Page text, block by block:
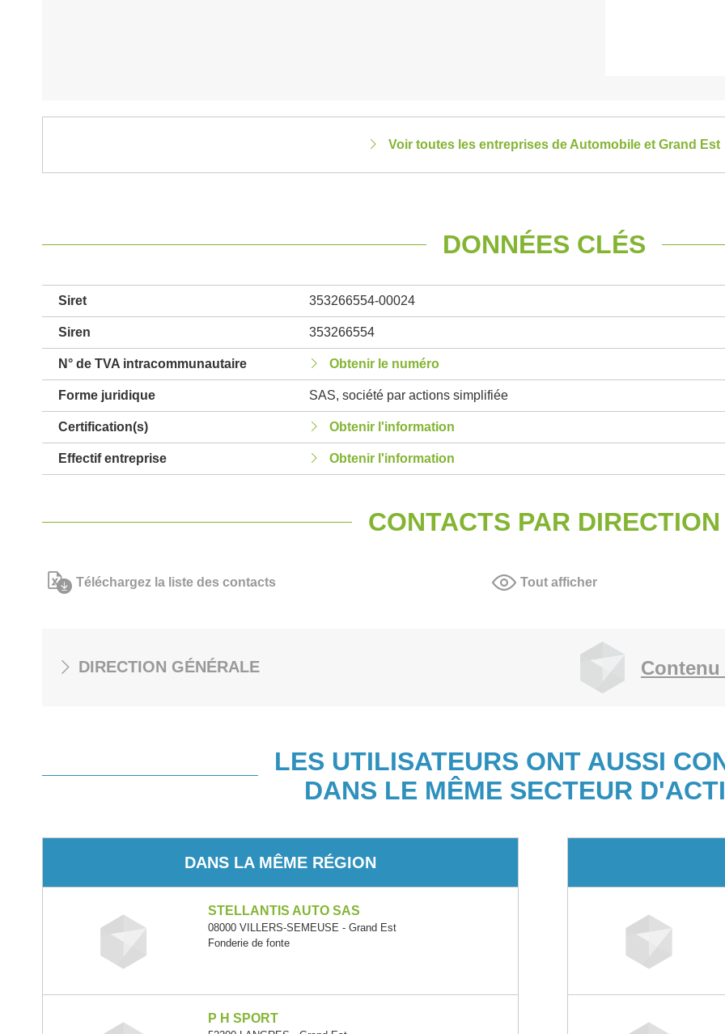
Voir toutes les entreprises de Automobile et Grand Est
DONNÉES CLÉS
Siret 353266554-00024
Siren 353266554
N° de TVA intracommunautaire Obtenir le numéro
Forme juridique SAS, société par actions simplifiée
Certification(s) Obtenir l'information
Effectif entreprise Obtenir l'information
CONTACTS PAR DIRECTION
Téléchargez la liste des contacts Tout afficher
DIRECTION GÉNÉRALE
LES UTILISATEURS ONT AUSSI
DANS LE MÊME SECTEUR
DANS LA MÊME RÉGION
STELLANTIS AUTO SAS
08000 VILLERS-SEMEUSE - Grand Est
Fonderie de fonte
P H SPORT